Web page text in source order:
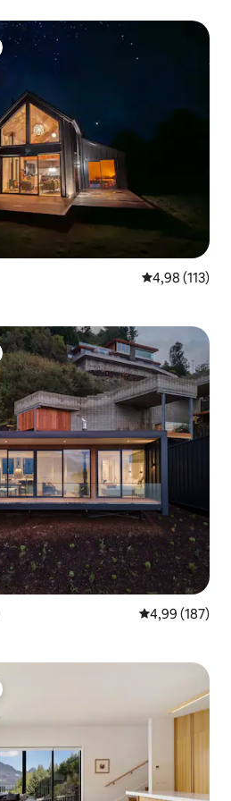
Gemiddelde
4,98 (113)
Gemiddelde
4,99 (187)